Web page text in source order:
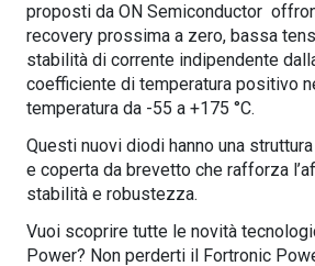
proposti da ON Semiconductor
recovery prossima a zero, bassa
stabilità di corrente indipendente
coefficiente di temperatura positivo
temperatura da -55 a +175 °C.
Questi nuovi diodi hanno una
e coperta da brevetto che rafforza
stabilità e robustezza.
Vuoi scoprire tutte le novità
Power? Non perderti il Fortronic